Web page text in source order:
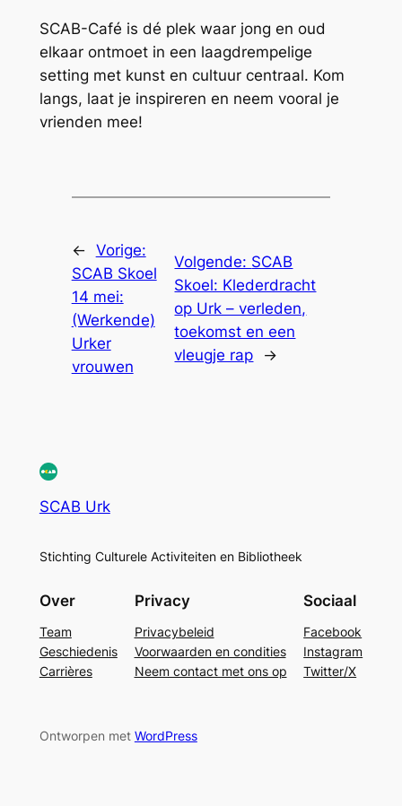
SCAB-Café is dé plek waar jong en oud
elkaar ontmoet in een laagdrempelige
setting met kunst en cultuur centraal. Kom
langs, laat je inspireren en neem vooral je
vrienden mee!​
← Vorige:
SCAB Skoel
14 mei:
(Werkende)
Urker
vrouwen
Volgende: SCAB
Skoel: Klederdracht
op Urk – verleden,
toekomst en een
vleugje rap
→
SCAB Urk
Stichting Culturele Activiteiten en Bibliotheek
Over
Team
Geschiedenis
Carrières
Privacy
Privacybeleid
Voorwaarden en condities
Neem contact met ons op
Sociaal
Facebook
Instagram
Twitter/X
Ontworpen met WordPress